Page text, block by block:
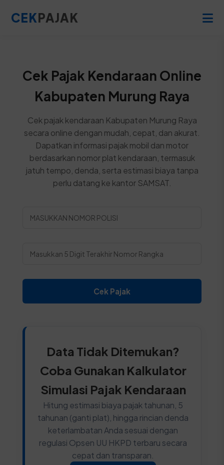
CEKPAJAK
Cek Pajak Kendaraan Online
Kabupaten Murung Raya
Cek pajak kendaraan Kabupaten Murung Raya
secara online dengan mudah, cepat, dan akurat.
Dapatkan informasi pajak mobil dan motor
berdasarkan nomor plat kendaraan, termasuk
jatuh tempo, denda, serta estimasi biaya tanpa
perlu datang ke kantor SAMSAT.
Cek Pajak
Data Tidak Ditemukan?
Coba Gunakan Kalkulator
Simulasi Pajak Kendaraan
Hitung estimasi biaya pajak tahunan, 5
tahunan (ganti plat), hingga rincian denda
keterlambatan Anda sesuai dengan
regulasi Opsen UU HKPD terbaru secara
cepat dan transparan.